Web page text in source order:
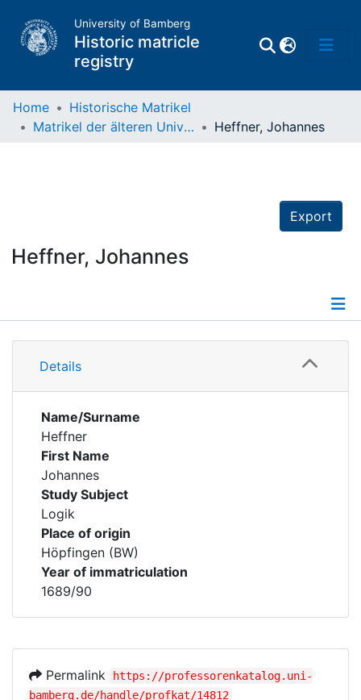
University of Bamberg
Historic matricle
registry
Home
Historische Matrikel
Matrikel der älteren Universität
Heffner, Johannes
Export
Heffner, Johannes
Details
Details
Name/Surname
Heffner
First Name
Johannes
Study Subject
Logik
Place of origin
Höpfingen (BW)
Year of immatriculation
1689/90
Permalink
https://professorenkatalog.uni-
bamberg.de/handle/profkat/14812